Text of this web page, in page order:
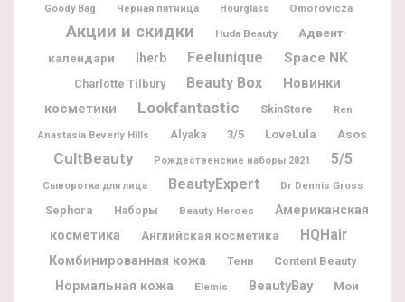
Goody Bag Черная пятница Hourglass Omorovicza
Акции и скидки Huda Beauty
Адвент-
календари
Iherb Feelunique Space NK
Charlotte Tilbury Beauty Box
Новинки
косметики
Lookfantastic SkinStore Ren
Anastasia Beverly Hills Alyaka 3/5 LoveLula Asos
CultBeauty Рождественские наборы 2021 5/5
Сыворотка для лица BeautyExpert Dr Dennis Gross
Sephora Наборы Beauty Heroes
Американская
косметика
Английская косметика HQHair
Комбинированная кожа Тени Content Beauty
Нормальная кожа Elemis BeautyBay
Мои